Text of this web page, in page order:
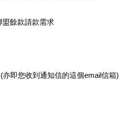
盟餘款請款需求
亦即您收到通知信的這個email信箱)